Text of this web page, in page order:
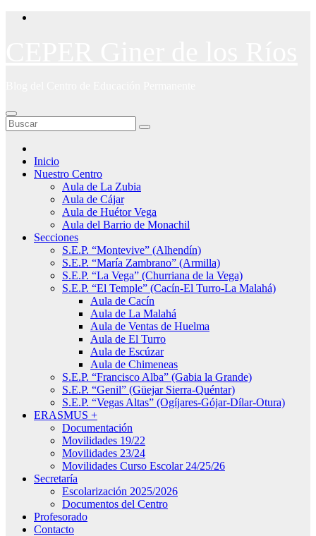
Saltar
Inicio
Nuestro Centro
Aula de La Zubia
Aula de Cájar
Aula de Huétor Vega
Aula del Barrio de Monachil
Secciones
S.E.P. “Montevive” (Alhendín)
S.E.P. “María Zambrano” (Armilla)
S.E.P. “La Vega” (Churriana de la Vega)
S.E.P. “El Temple” (Cacín-El Turro-La Malahá)
Aula de Cacín
Aula de La Malahá
Aula de Ventas de Huelma
Aula de El Turro
Aula de Escúzar
Aula de Chimeneas
S.E.P. “Francisco Alba” (Gabia la Grande)
S.E.P. “Genil” (Güejar Sierra-Quéntar)
S.E.P. “Vegas Altas” (Ogíjares-Gójar-Dílar-Otura)
ERASMUS +
Documentación
Movilidades 19/22
Movilidades 23/24
Movilidades Curso Escolar 24/25/26
Secretaría
Escolarización 2025/2026
Documentos del Centro
Profesorado
Contacto